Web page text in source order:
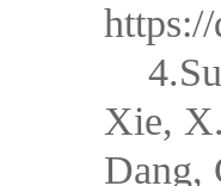
Xie,
Dang,